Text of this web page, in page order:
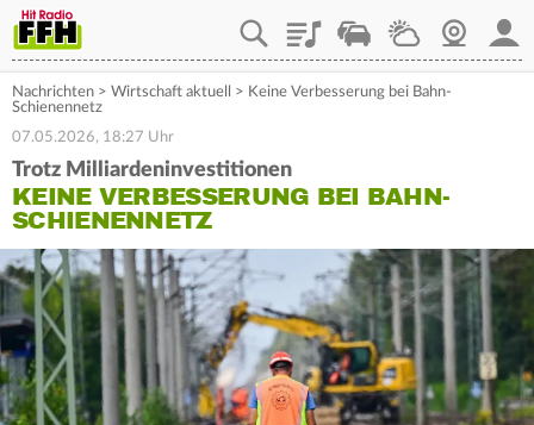
PlaylistStaupilotWetterWebcam
Nachrichten > Wirtschaft aktuell > Keine Verbesserung bei Bahn-
Schienennetz
07.05.2026, 18:27 Uhr
Trotz Milliardeninvestitionen
KEINE VERBESSERUNG BEI BAHN-
SCHIENENNETZ